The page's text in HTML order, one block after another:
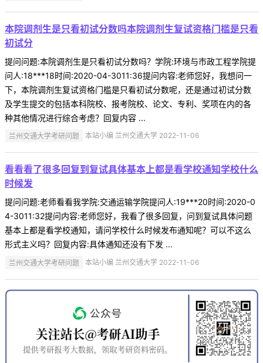
本院调剂生是只看初试分数吗本院调剂生复试资格门槛是只看
初试分
提问问题:本院调剂生是只看初试分数吗？学院:环境与市政工程学院提
问人:18***18时间:2020-04-3011:36提问内容:老师您好，我想问一
下，本院调剂生复试资格门槛是只看初试分数呢，还是通过初试分数
及学生提交的包括本科院校、报考院校、论文、专利、奖项在内的各
种其他情况进行综合考虑？回复内容 ...
兰州交通大学考研问题 本站小编 兰州交通大学 2022-11-06
看看看了很多回复到复试具体基本上都是看学校通知学校什么
时候发
提问问题:老师看看我学院:交通运输学院提问人:19***20时间:2020-0
4-3011:32提问内容:老师您好，我看了很多回复，问到复试具体问题
基本上都是看学校通知，请问学校什么时候发布通知呢？可以不这么
形式主义吗？回复内容:具体通知还没有下发 ...
兰州交通大学考研问题 本站小编 兰州交通大学 2022-11-06